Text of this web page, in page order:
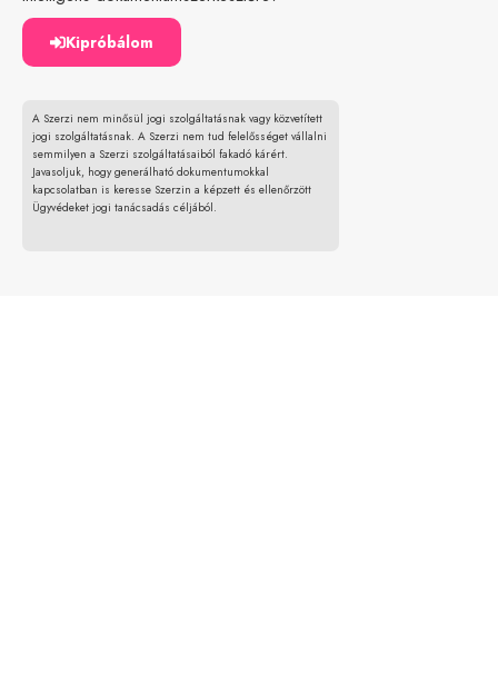
Kipróbálom
A Szerzi nem minősül jogi szolgáltatásnak vagy közvetített
jogi szolgáltatásnak. A Szerzi nem tud felelősséget vállalni
semmilyen a Szerzi szolgáltatásaiból fakadó kárért.
Javasoljuk, hogy generálható dokumentumokkal
kapcsolatban is keresse Szerzin a képzett és ellenőrzött
Ügyvédeket jogi tanácsadás céljából.